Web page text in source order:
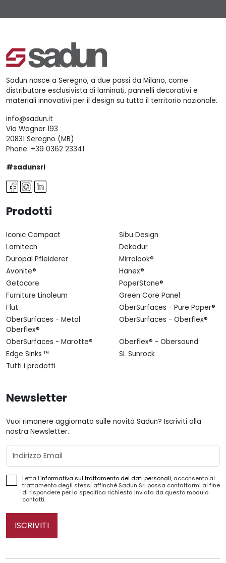
Sadun nasce a Seregno, a due passi da Milano, come
distributore esclusivista di laminati, pannelli decorativi e
materiali innovativi per il design su tutto il territorio nazionale.
info@sadun.it
Via Wagner 193
20831 Seregno (MB)
Phone: +39 0362 23341
#sadunsrl
Prodotti
Iconic Compact
Sibu Design
Lamitech
Dekodur
Duropal Pfleiderer
Mirrolook®
Avonite®
Hanex®
Getacore
PaperStone®
Furniture Linoleum
Green Core Panel
Flut
OberSurfaces - Pure Paper®
OberSurfaces - Metal
Oberflex®
OberSurfaces - Oberflex®
OberSurfaces - Marotte®
Oberflex® - Obersound
Edge Sinks ™
SL Sunrock
Tutti i prodotti
Newsletter
Vuoi rimanere aggiornato sulle novità Sadun? Iscriviti alla
nostra Newsletter.
Email
Letta l'informativa sul trattamento dei dati personali, acconsento al
trattamento degli stessi affinché Sadun Srl possa contattarmi al fine
di rispondere per la specifica richiesta inviata da questo modulo
contatti.
ISCRIVITI